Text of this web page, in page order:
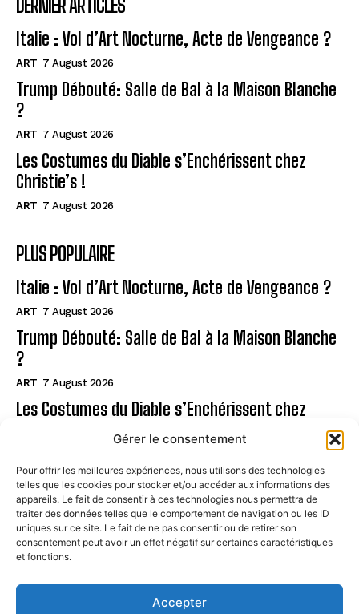
Gérer le consentement
Pour offrir les meilleures expériences, nous utilisons des technologies
telles que les cookies pour stocker et/ou accéder aux informations des
appareils. Le fait de consentir à ces technologies nous permettra de
traiter des données telles que le comportement de navigation ou les ID
uniques sur ce site. Le fait de ne pas consentir ou de retirer son
consentement peut avoir un effet négatif sur certaines caractéristiques
et fonctions.
Accepter
DERNIER ARTICLES
Italie : Vol d’Art Nocturne, Acte de Vengeance ?
ART 7 August 2026
Trump Débouté: Salle de Bal à la Maison Blanche
?
ART 7 August 2026
Les Costumes du Diable s’Enchérissent chez
Christie’s !
ART 7 August 2026
PLUS POPULAIRE
Italie : Vol d’Art Nocturne, Acte de Vengeance ?
ART 7 August 2026
Trump Débouté: Salle de Bal à la Maison Blanche
?
ART 7 August 2026
Les Costumes du Diable s’Enchérissent chez
Page
CONTACT
MENTIONS LÉGALES